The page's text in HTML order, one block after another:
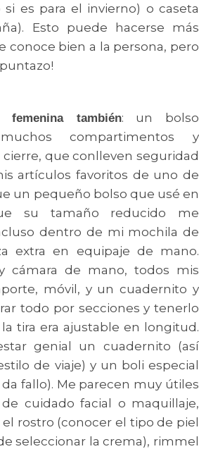
es para el invierno) o caseta
Esto puede hacerse más
conoce bien a la persona, pero
también: un bolso
compartimentos y
que conlleven seguridad
artículos favoritos de uno de
un pequeño bolso que usé en
su tamaño reducido me
dentro de mi mochila de
extra en equipaje de mano.
cámara de mano, todos mis
móvil, y un cuadernito y
todo por secciones y tenerlo
tira era ajustable en longitud.
genial un cuadernito (así
de viaje) y un boli especial
fallo). Me parecen muy útiles
cuidado facial o maquillaje,
rostro (conocer el tipo de piel
seleccionar la crema), rimmel